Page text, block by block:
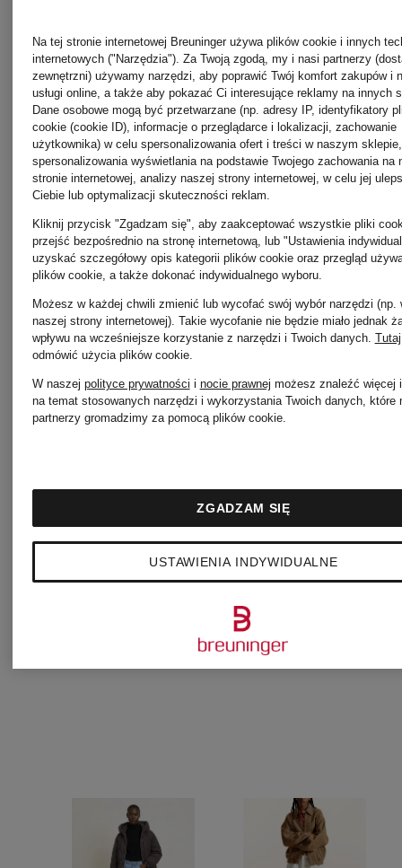
materiałów
Nowości
lilienfels
sztucznego
LEO
865 zł
Nowości
darling
Kurtka
z
efektem
435 zł
Na tej stronie internetowej Breuninger używa plików cookie i innych
internetowych ("Narzędzia"). Za Twoją zgodą, my i nasi partnerzy
zewnętrzni) używamy narzędzi, aby poprawić Twój komfort zakupów i
usługi online, a także aby pokazać Ci interesujące reklamy na innych
Dane osobowe mogą być przetwarzane (np. adresy IP, identyfikatory
cookie (cookie ID), informacje o przeglądarce i lokalizacji, zachowanie
użytkownika) w celu spersonalizowania ofert i treści w naszym sklepie,
spersonalizowania wyświetlania na podstawie Twojego zachowania na
stronie internetowej, analizy naszej strony internetowej, w celu jej
Ciebie lub optymalizacji skuteczności reklam.
Kliknij przycisk "Zgadzam się", aby zaakceptować wszystkie pliki
przejść bezpośrednio na stronę internetową, lub "Ustawienia
uzyskać szczegółowy opis kategorii plików cookie oraz przegląd
plików cookie, a także dokonać indywidualnego wyboru.
Możesz w każdej chwili zmienić lub wycofać swój wybór narzędzi (np.
naszej strony internetowej). Takie wycofanie nie będzie miało jednak
wpływu na wcześniejsze korzystanie z narzędzi i Twoich danych. Tutaj
odmówić użycia plików cookie.
W naszej polityce prywatności i nocie prawnej możesz znaleźć więcej
na temat stosowanych narzędzi i wykorzystania Twoich danych, które
partnerzy gromadzimy za pomocą plików cookie.
USTAWIENIA INDYWIDUALNE
ZGADZAM SIĘ